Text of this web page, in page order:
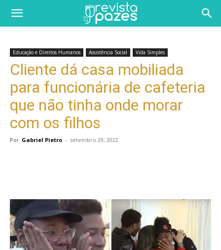
Educação e Direitos Humanos Assistência Social Vida Simples
Cliente dá casa mobiliada
para funcionária de cafeteria
que não tinha onde morar
com os filhos
Por Gabriel Pietro - setembro 29, 2022